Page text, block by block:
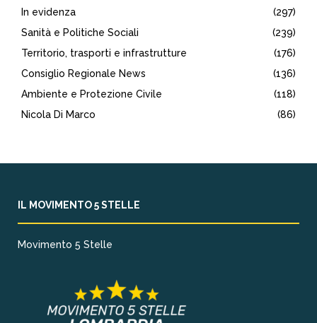
In evidenza
(297)
Sanità e Politiche Sociali
(239)
Territorio, trasporti e infrastrutture
(176)
Consiglio Regionale News
(136)
Ambiente e Protezione Civile
(118)
Nicola Di Marco
(86)
IL MOVIMENTO 5 STELLE
Movimento 5 Stelle